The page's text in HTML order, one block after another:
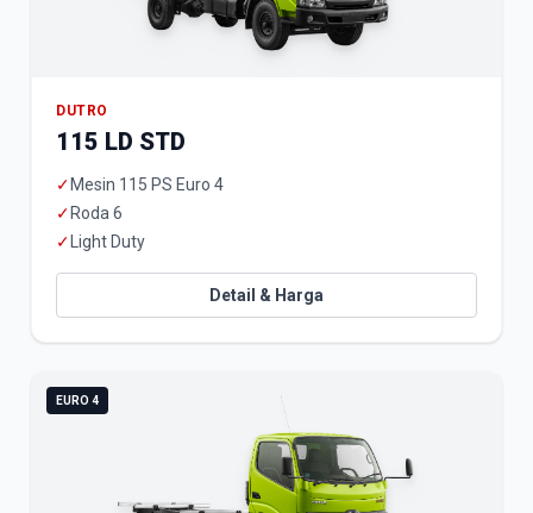
DUTRO
115 LD STD
✓ Mesin 115 PS Euro 4
✓ Roda 6
✓ Light Duty
Detail & Harga
EURO 4